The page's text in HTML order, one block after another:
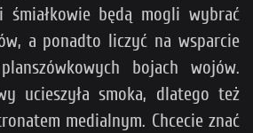
śmiałkowie będą mogli wybrać
a ponadto liczyć na wsparcie
bojach wojów.
ucieszyła smoka, dlatego też
medialnym. Chcecie znać